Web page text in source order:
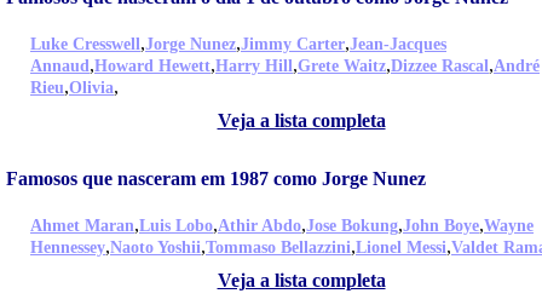
Luke Cresswell,Jorge Nunez,Jimmy Carter,Jean-Jacques
Annaud,Howard Hewett,Harry Hill,Grete Waitz,Dizzee Rascal,André
Rieu,Olivia,
Veja a lista completa
Famosos que nasceram em 1987 como Jorge Nunez
Ahmet Maran,Luis Lobo,Athir Abdo,Jose Bokung,John Boye,Wayne
Hennessey,Naoto Yoshii,Tommaso Bellazzini,Lionel Messi,Valdet
Veja a lista completa